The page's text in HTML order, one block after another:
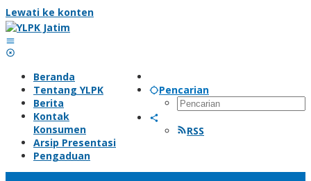
Lewati ke konten
Pencarian
RSS
Beranda
Tentang YLPK
Berita
Kontak
Konsumen
Arsip Presentasi
Pengaduan